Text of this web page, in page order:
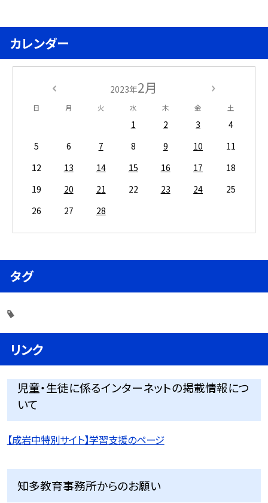
カレンダー
2023年2月
日 月 火 水 木 金 土
1 2 3
4
5
6 7 8 9 10
11
12
13 14 15 16 17
18
19
20 21 22 23 24
25
26
27 28
タグ
リンク
児童・生徒に係るインターネットの掲載情報につ
いて
【成岩中特別サイト】学習支援のページ
知多教育事務所からのお願い